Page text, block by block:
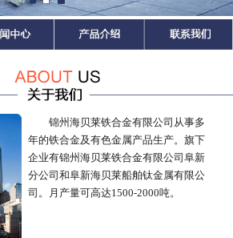
锦州海贝莱铁合金有限公司从事多
年的铁合金及有色金属产品生产。旗下
企业有锦州海贝莱铁合金有限公司阜新
分公司和阜新海贝莱船舶钛金属有限公
司。月产量可高达1500-2000吨。